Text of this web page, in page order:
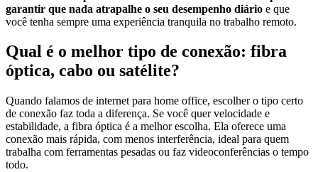
garantir que nada atrapalhe o seu desempenho diário e que
você tenha sempre uma experiência tranquila no trabalho remoto.
Qual é o melhor tipo de conexão: fibra
óptica, cabo ou satélite?
Quando falamos de internet para home office, escolher o tipo certo
de conexão faz toda a diferença. Se você quer velocidade e
estabilidade, a fibra óptica é a melhor escolha. Ela oferece uma
conexão mais rápida, com menos interferência, ideal para quem
trabalha com ferramentas pesadas ou faz videoconferências o tempo
todo.